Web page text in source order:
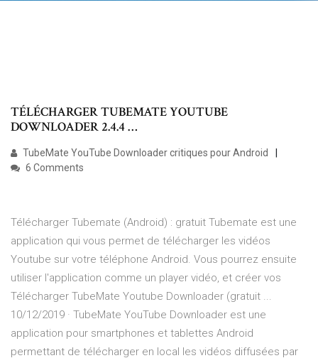
TÉLÉCHARGER TUBEMATE YOUTUBE
DOWNLOADER 2.4.4 …
TubeMate YouTube Downloader critiques pour Android
6 Comments
Télécharger Tubemate (Android) : gratuit Tubemate est une
application qui vous permet de télécharger les vidéos
Youtube sur votre téléphone Android. Vous pourrez ensuite
utiliser l'application comme un player vidéo, et créer vos
Télécharger TubeMate Youtube Downloader (gratuit ...
10/12/2019 · TubeMate YouTube Downloader est une
application pour smartphones et tablettes Android
permettant de télécharger en local les vidéos diffusées par